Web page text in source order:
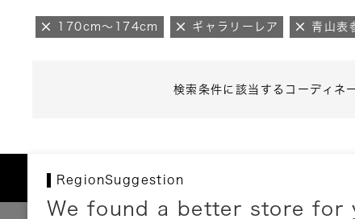
170cm～174cm ギャラリーレア 青山表
検索条件に該当するコーディネ
RegionSuggestion
We found a better store for